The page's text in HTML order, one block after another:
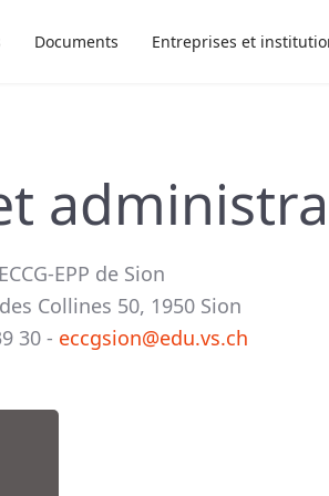
Documents Entreprises et
ECCG-EPP de Sion
Collines 50, 1950 Sion
30 - eccgsion@edu.vs.ch